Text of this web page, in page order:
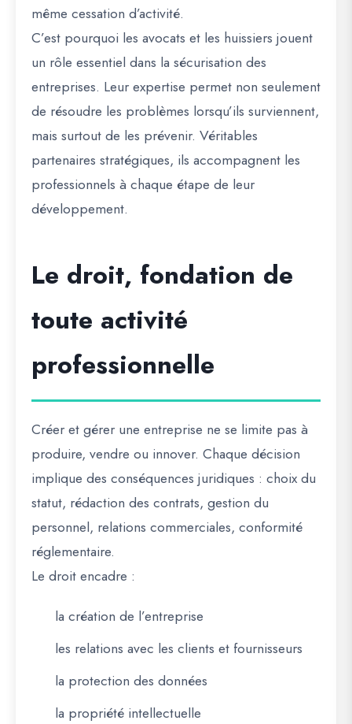
même cessation d’activité.
C’est pourquoi les avocats et les huissiers jouent
un rôle essentiel dans la sécurisation des
entreprises. Leur expertise permet non seulement
de résoudre les problèmes lorsqu’ils surviennent,
mais surtout de les prévenir. Véritables
partenaires stratégiques, ils accompagnent les
professionnels à chaque étape de leur
développement.
Le droit, fondation de
toute activité
professionnelle
Créer et gérer une entreprise ne se limite pas à
produire, vendre ou innover. Chaque décision
implique des conséquences juridiques : choix du
statut, rédaction des contrats, gestion du
personnel, relations commerciales, conformité
réglementaire.
Le droit encadre :
la création de l’entreprise
les relations avec les clients et fournisseurs
la protection des données
la propriété intellectuelle